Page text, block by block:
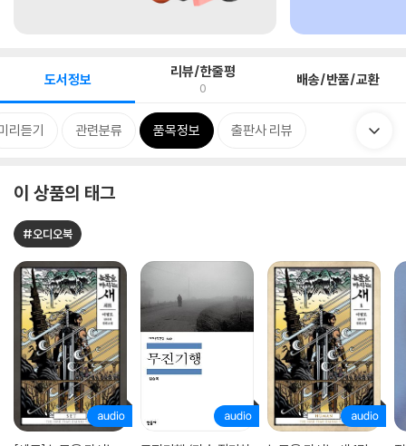
도서정보 리뷰/한줄평
0 배송/반품/교환
리듣기 관련분류 품목정보 출판사 리뷰
이 상품의 태그
#오디오북